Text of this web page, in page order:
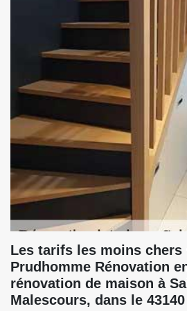
Les tarifs les moins chers
Prudhomme Rénovation
rénovation de maison à
Malescours, dans le 43140